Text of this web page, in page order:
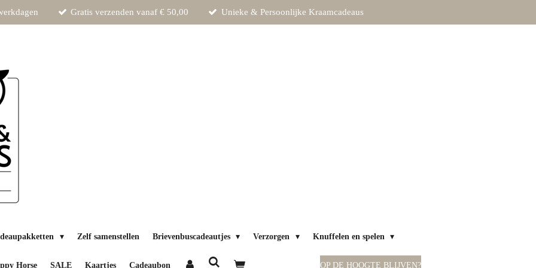
Gratis verzenden vanaf € 50,00 Unieke & Persoonlijke Kraamcadeaus
Zelf samenstellen Brievenbuscadeautjes Verzorgen Knuffelen en spelen
Horse SALE Kaartjes Cadeaubon OP DE HOOGTE BLIJVEN?